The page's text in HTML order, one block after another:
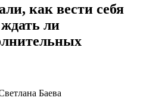
как вести себя
ли
Баева